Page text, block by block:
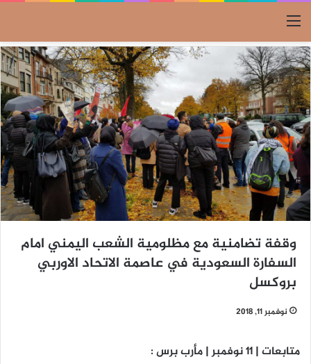
القائمة
وقفة تضامنية مع مظلومية الشعب اليمني امام
السفارة السعودية في عاصمة الاتحاد الاوربي
بروكسل
نوفمبر 11, 2018
متابعات | 11 نوفمبر | مأرب برس :